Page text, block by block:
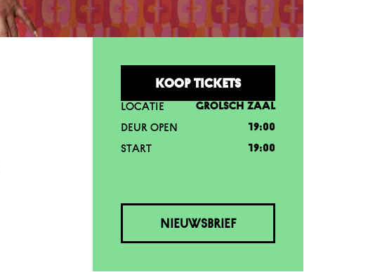
KOOP TICKETS
LOCATIE GROLSCH ZAAL
DEUR OPEN 19:00
START 19:00
NIEUWSBRIEF